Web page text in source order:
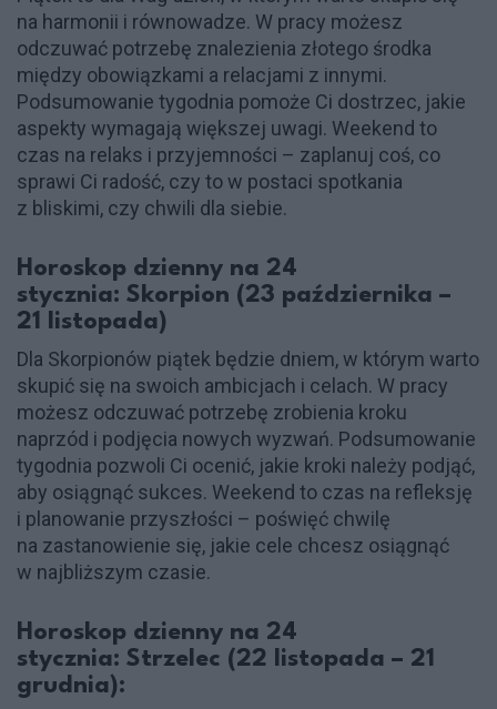
na harmonii i równowadze. W pracy możesz
odczuwać potrzebę znalezienia złotego środka
między obowiązkami a relacjami z innymi.
Podsumowanie tygodnia pomoże Ci dostrzec, jakie
aspekty wymagają większej uwagi. Weekend to
czas na relaks i przyjemności – zaplanuj coś, co
sprawi Ci radość, czy to w postaci spotkania
z bliskimi, czy chwili dla siebie.
Horoskop dzienny na 24
stycznia: Skorpion (23 października –
21 listopada)
Dla Skorpionów piątek będzie dniem, w którym warto
skupić się na swoich ambicjach i celach. W pracy
możesz odczuwać potrzebę zrobienia kroku
naprzód i podjęcia nowych wyzwań. Podsumowanie
tygodnia pozwoli Ci ocenić, jakie kroki należy podjąć,
aby osiągnąć sukces. Weekend to czas na refleksję
i planowanie przyszłości – poświęć chwilę
na zastanowienie się, jakie cele chcesz osiągnąć
w najbliższym czasie.
Horoskop dzienny na 24
stycznia: Strzelec (22 listopada – 21
grudnia):